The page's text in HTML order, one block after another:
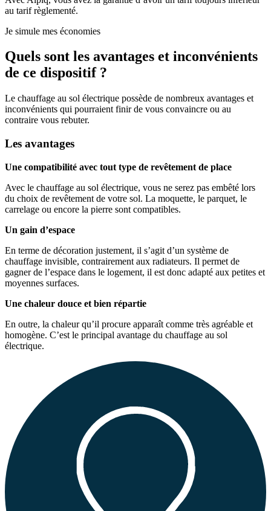
au tarif règlementé.
Je simule mes économies
Quels sont les avantages et inconvénients
de ce dispositif ?
Le chauffage au sol électrique possède de nombreux avantages et
inconvénients qui pourraient finir de vous convaincre ou au
contraire vous rebuter.
Les avantages
Une compatibilité avec tout type de revêtement de place
Avec le chauffage au sol électrique, vous ne serez pas embêté lors
du choix de revêtement de votre sol. La moquette, le parquet, le
carrelage ou encore la pierre sont compatibles.
Un gain d’espace
En terme de décoration justement, il s’agit d’un système de
chauffage invisible, contrairement aux radiateurs. Il permet de
gagner de l’espace dans le logement, il est donc adapté aux petites et
moyennes surfaces.
Une chaleur douce et bien répartie
En outre, la chaleur qu’il procure apparaît comme très agréable et
homogène. C’est le principal avantage du chauffage au sol
électrique.